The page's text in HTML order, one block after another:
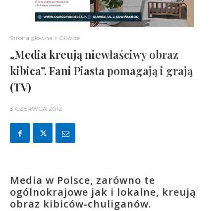
Strona główna Gliwice
„Media kreują niewłaściwy obraz
kibica”. Fani Piasta pomagają i grają
(TV)
3 CZERWCA 2012
Media w Polsce, zarówno te
ogólnokrajowe jak i lokalne, kreują
obraz kibiców-chuliganów.